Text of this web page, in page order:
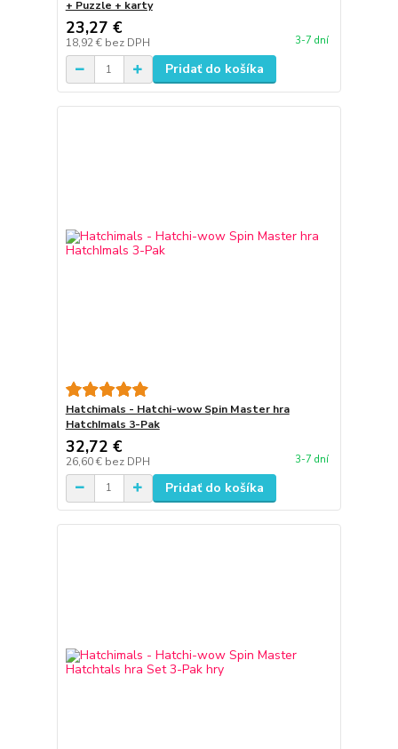
+ Puzzle + karty
23,27 €
18,92 € bez DPH 3-7 dní
Pridať do košíka
Hatchimals - Hatchi-wow Spin Master hra
HatchImals 3-Pak
32,72 €
26,60 € bez DPH 3-7 dní
Pridať do košíka